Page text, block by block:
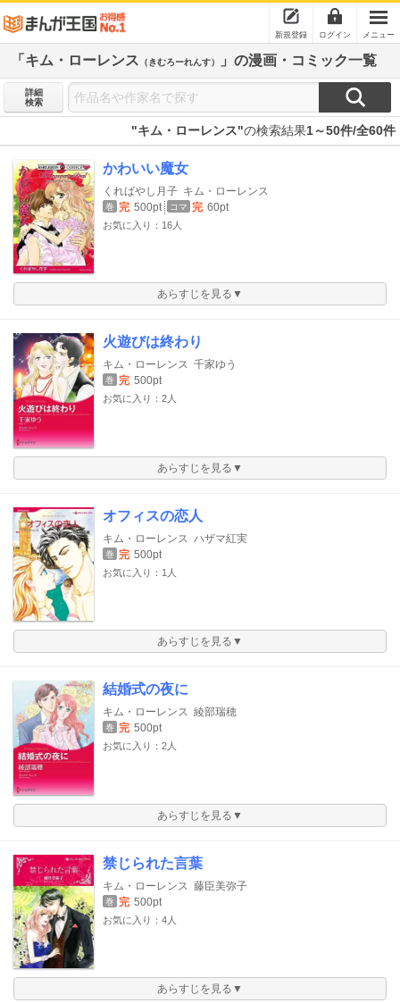
新規登録 ログイン メニュー
「キム・ローレンス （きむろーれんす） 」の漫画・コミック一覧
詳細
検索
"キム・ローレンス"の検索結果1～50件/全60件
かわいい魔女
くればやし月子 キム・ローレンス
巻 完 500pt コマ 完 60pt
お気に入り：16人
あらすじを見る▼
火遊びは終わり
キム・ローレンス 千家ゆう
巻 完 500pt
お気に入り：2人
あらすじを見る▼
オフィスの恋人
キム・ローレンス ハザマ紅実
巻 完 500pt
お気に入り：1人
あらすじを見る▼
結婚式の夜に
キム・ローレンス 綾部瑞穂
巻 完 500pt
お気に入り：2人
あらすじを見る▼
禁じられた言葉
キム・ローレンス 藤臣美弥子
巻 完 500pt
お気に入り：4人
あらすじを見る▼